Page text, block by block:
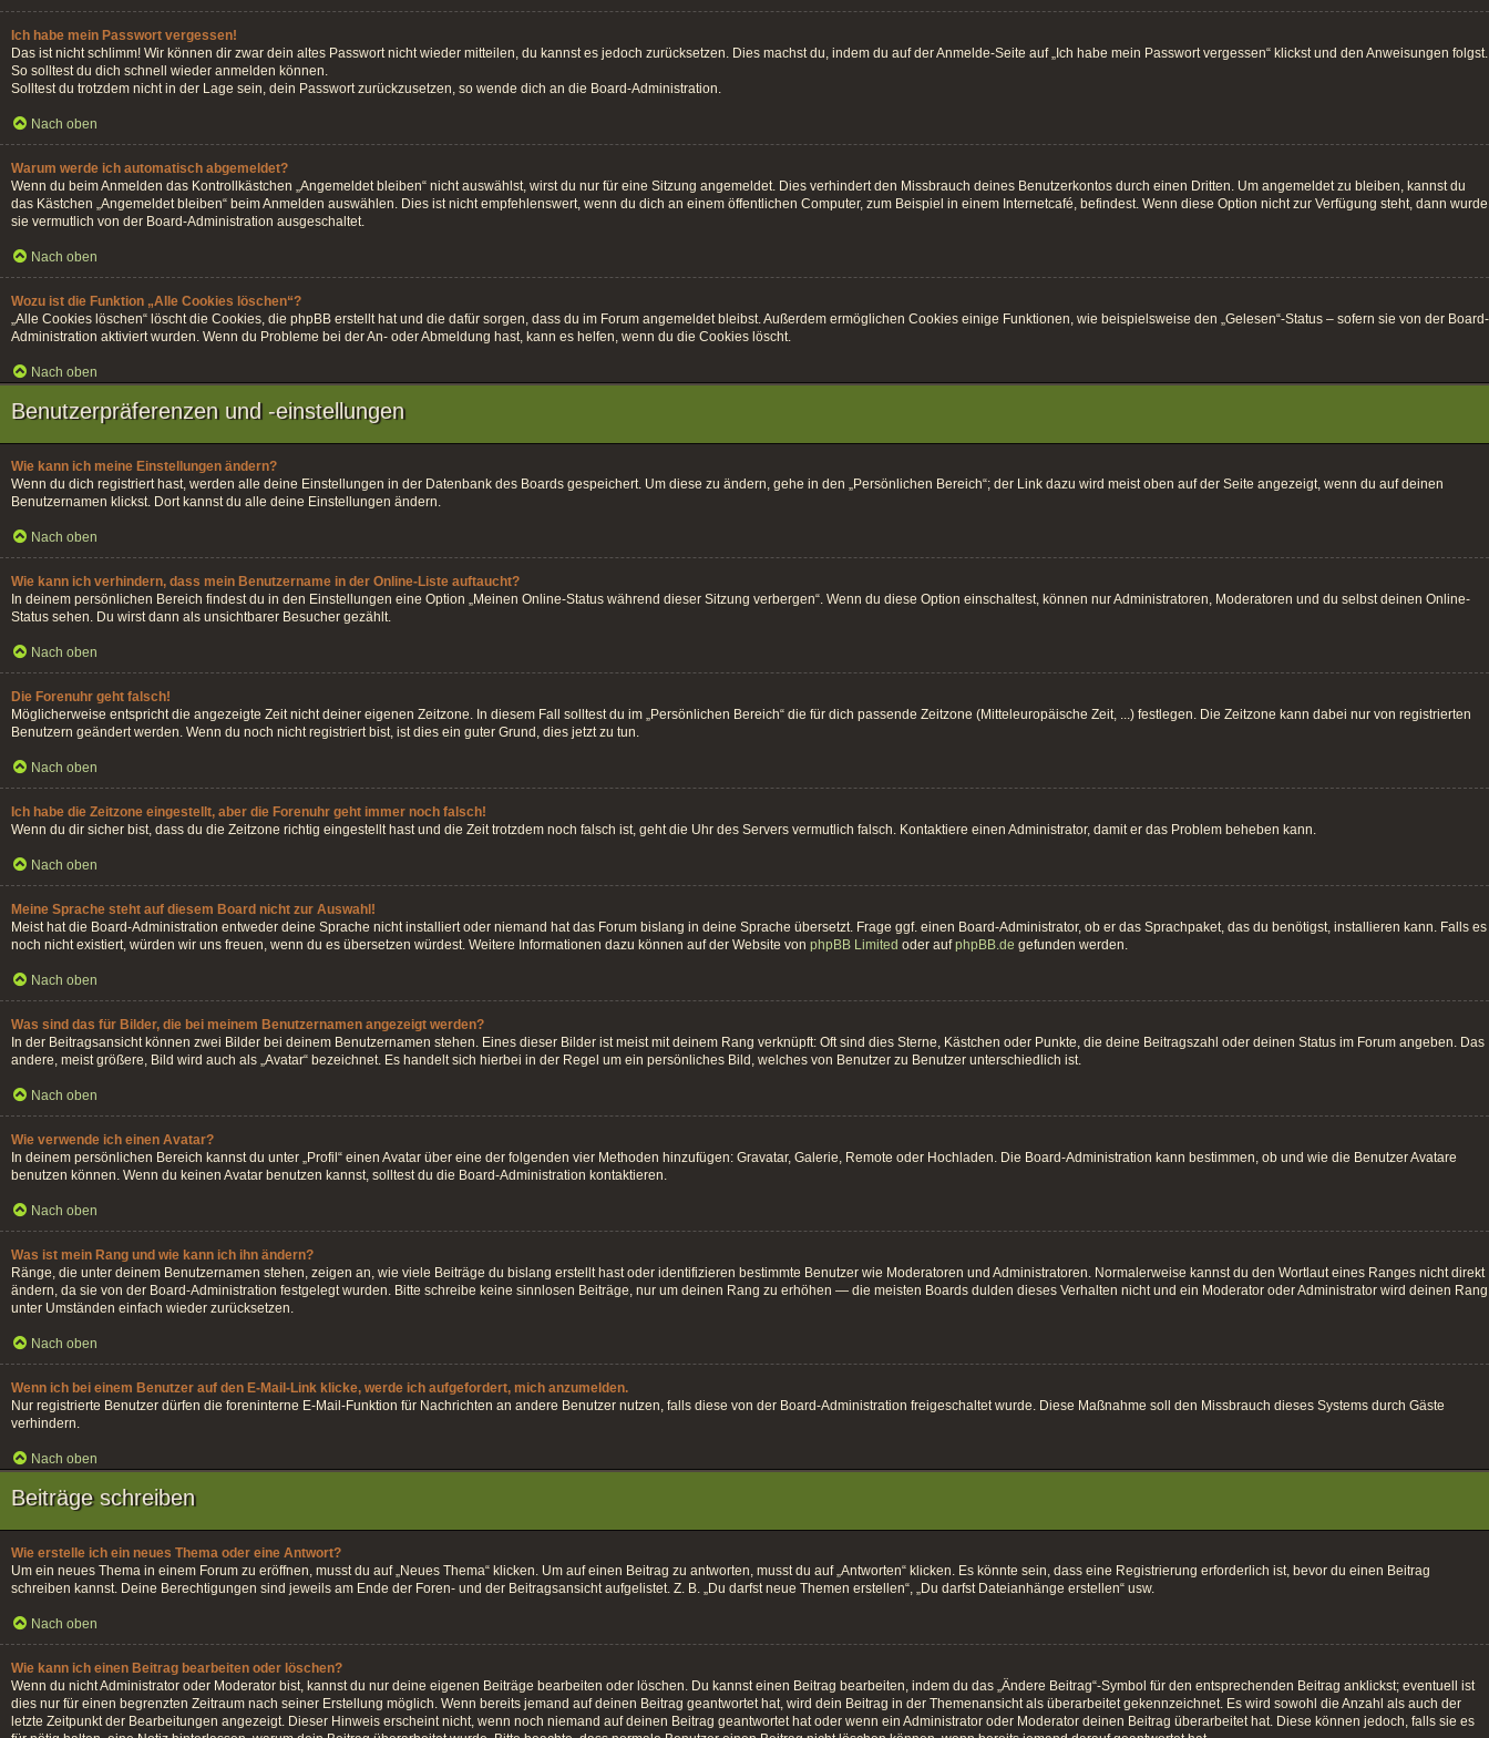
Ich habe mein Passwort vergessen!
Das ist nicht schlimm! Wir können dir zwar dein altes Passwort nicht wieder mitteilen, du kannst es jedoch zurücksetzen. Dies machst du, indem du auf der Anmelde-Seite auf „Ich habe mein Passwort vergessen“ klickst und den Anweisungen folgst.
So solltest du dich schnell wieder anmelden können.
Solltest du trotzdem nicht in der Lage sein, dein Passwort zurückzusetzen, so wende dich an die Board-Administration.
Nach oben
Warum werde ich automatisch abgemeldet?
Wenn du beim Anmelden das Kontrollkästchen „Angemeldet bleiben“ nicht auswählst, wirst du nur für eine Sitzung angemeldet. Dies verhindert den Missbrauch deines Benutzerkontos durch einen Dritten. Um angemeldet zu bleiben, kannst du
das Kästchen „Angemeldet bleiben“ beim Anmelden auswählen. Dies ist nicht empfehlenswert, wenn du dich an einem öffentlichen Computer, zum Beispiel in einem Internetcafé, befindest. Wenn diese Option nicht zur Verfügung steht, dann wurde
sie vermutlich von der Board-Administration ausgeschaltet.
Nach oben
Wozu ist die Funktion „Alle Cookies löschen“?
„Alle Cookies löschen“ löscht die Cookies, die phpBB erstellt hat und die dafür sorgen, dass du im Forum angemeldet bleibst. Außerdem ermöglichen Cookies einige Funktionen, wie beispielsweise den „Gelesen“-Status – sofern sie von der Board-
Administration aktiviert wurden. Wenn du Probleme bei der An- oder Abmeldung hast, kann es helfen, wenn du die Cookies löscht.
Nach oben
Benutzerpräferenzen und -einstellungen
Wie kann ich meine Einstellungen ändern?
Wenn du dich registriert hast, werden alle deine Einstellungen in der Datenbank des Boards gespeichert. Um diese zu ändern, gehe in den „Persönlichen Bereich“; der Link dazu wird meist oben auf der Seite angezeigt, wenn du auf deinen
Benutzernamen klickst. Dort kannst du alle deine Einstellungen ändern.
Nach oben
Wie kann ich verhindern, dass mein Benutzername in der Online-Liste auftaucht?
In deinem persönlichen Bereich findest du in den Einstellungen eine Option „Meinen Online-Status während dieser Sitzung verbergen“. Wenn du diese Option einschaltest, können nur Administratoren, Moderatoren und du selbst deinen Online-
Status sehen. Du wirst dann als unsichtbarer Besucher gezählt.
Nach oben
Die Forenuhr geht falsch!
Möglicherweise entspricht die angezeigte Zeit nicht deiner eigenen Zeitzone. In diesem Fall solltest du im „Persönlichen Bereich“ die für dich passende Zeitzone (Mitteleuropäische Zeit, ...) festlegen. Die Zeitzone kann dabei nur von registrierten
Benutzern geändert werden. Wenn du noch nicht registriert bist, ist dies ein guter Grund, dies jetzt zu tun.
Nach oben
Ich habe die Zeitzone eingestellt, aber die Forenuhr geht immer noch falsch!
Wenn du dir sicher bist, dass du die Zeitzone richtig eingestellt hast und die Zeit trotzdem noch falsch ist, geht die Uhr des Servers vermutlich falsch. Kontaktiere einen Administrator, damit er das Problem beheben kann.
Nach oben
Meine Sprache steht auf diesem Board nicht zur Auswahl!
Meist hat die Board-Administration entweder deine Sprache nicht installiert oder niemand hat das Forum bislang in deine Sprache übersetzt. Frage ggf. einen Board-Administrator, ob er das Sprachpaket, das du benötigst, installieren kann. Falls es
noch nicht existiert, würden wir uns freuen, wenn du es übersetzen würdest. Weitere Informationen dazu können auf der Website von phpBB Limited oder aufphpBB.de gefunden werden.
Nach oben
Was sind das für Bilder, die bei meinem Benutzernamen angezeigt werden?
In der Beitragsansicht können zwei Bilder bei deinem Benutzernamen stehen. Eines dieser Bilder ist meist mit deinem Rang verknüpft: Oft sind dies Sterne, Kästchen oder Punkte, die deine Beitragszahl oder deinen Status im Forum angeben. Das
andere, meist größere, Bild wird auch als „Avatar“ bezeichnet. Es handelt sich hierbei in der Regel um ein persönliches Bild, welches von Benutzer zu Benutzer unterschiedlich ist.
Nach oben
Wie verwende ich einen Avatar?
In deinem persönlichen Bereich kannst du unter „Profil“ einen Avatar über eine der folgenden vier Methoden hinzufügen: Gravatar, Galerie, Remote oder Hochladen. Die Board-Administration kann bestimmen, ob und wie die Benutzer Avatare
benutzen können. Wenn du keinen Avatar benutzen kannst, solltest du die Board-Administration kontaktieren.
Nach oben
Was ist mein Rang und wie kann ich ihn ändern?
Ränge, die unter deinem Benutzernamen stehen, zeigen an, wie viele Beiträge du bislang erstellt hast oder identifizieren bestimmte Benutzer wie Moderatoren und Administratoren. Normalerweise kannst du den Wortlaut eines Ranges nicht direkt
ändern, da sie von der Board-Administration festgelegt wurden. Bitte schreibe keine sinnlosen Beiträge, nur um deinen Rang zu erhöhen — die meisten Boards dulden dieses Verhalten nicht und ein Moderator oder Administrator wird deinen Rang
unter Umständen einfach wieder zurücksetzen.
Nach oben
Wenn ich bei einem Benutzer auf den E-Mail-Link klicke, werde ich aufgefordert, mich anzumelden.
Nur registrierte Benutzer dürfen die foreninterne E-Mail-Funktion für Nachrichten an andere Benutzer nutzen, falls diese von der Board-Administration freigeschaltet wurde. Diese Maßnahme soll den Missbrauch dieses Systems durch Gäste
verhindern.
Nach oben
Beiträge schreiben
Wie erstelle ich ein neues Thema oder eine Antwort?
Um ein neues Thema in einem Forum zu eröffnen, musst du auf „Neues Thema“ klicken. Um auf einen Beitrag zu antworten, musst du auf „Antworten“ klicken. Es könnte sein, dass eine Registrierung erforderlich ist, bevor du einen Beitrag
schreiben kannst. Deine Berechtigungen sind jeweils am Ende der Foren- und der Beitragsansicht aufgelistet. Z. B. „Du darfst neue Themen erstellen“, „Du darfst Dateianhänge erstellen“ usw.
Nach oben
Wie kann ich einen Beitrag bearbeiten oder löschen?
Wenn du nicht Administrator oder Moderator bist, kannst du nur deine eigenen Beiträge bearbeiten oder löschen. Du kannst einen Beitrag bearbeiten, indem du das „Ändere Beitrag“-Symbol für den entsprechenden Beitrag anklickst; eventuell ist
dies nur für einen begrenzten Zeitraum nach seiner Erstellung möglich. Wenn bereits jemand auf deinen Beitrag geantwortet hat, wird dein Beitrag in der Themenansicht als überarbeitet gekennzeichnet. Es wird sowohl die Anzahl als auch der
letzte Zeitpunkt der Bearbeitungen angezeigt. Dieser Hinweis erscheint nicht, wenn noch niemand auf deinen Beitrag geantwortet hat oder wenn ein Administrator oder Moderator deinen Beitrag überarbeitet hat. Diese können jedoch, falls sie es